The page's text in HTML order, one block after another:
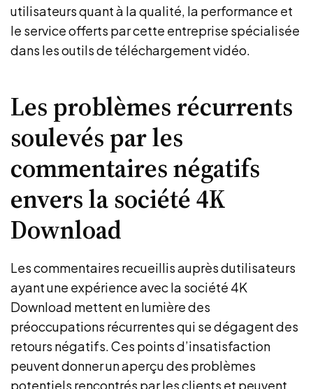
utilisateurs quant à la qualité, la performance et
le service offerts par cette entreprise spécialisée
dans les outils de téléchargement vidéo.
Les problèmes récurrents
soulevés par les
commentaires négatifs
envers la société 4K
Download
Les commentaires recueillis auprès dutilisateurs
ayant une expérience avec la société 4K
Download mettent en lumière des
préoccupations récurrentes qui se dégagent des
retours négatifs. Ces points d’insatisfaction
peuvent donner un aperçu des problèmes
potentiels rencontrés par les clients et peuvent